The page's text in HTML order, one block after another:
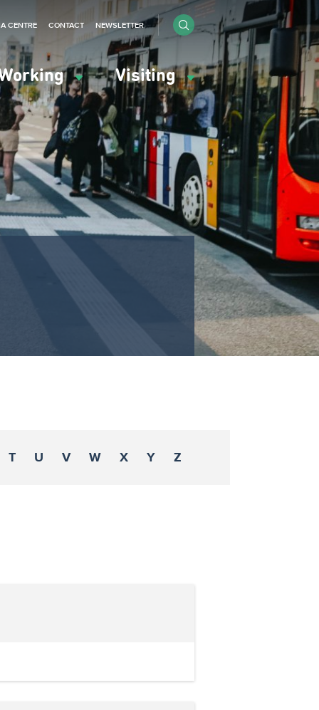
Visiting
CENTRE CONTACT NEWSLETTER
T U V W X Y Z